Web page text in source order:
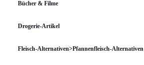
Bücher & Filme
Drogerie-Artikel
Fleisch-Alternativen>Pfannenfleisch-Alternativen